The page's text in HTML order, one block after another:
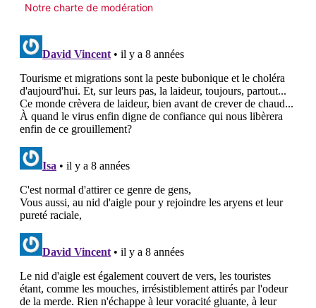
Notre charte de modération